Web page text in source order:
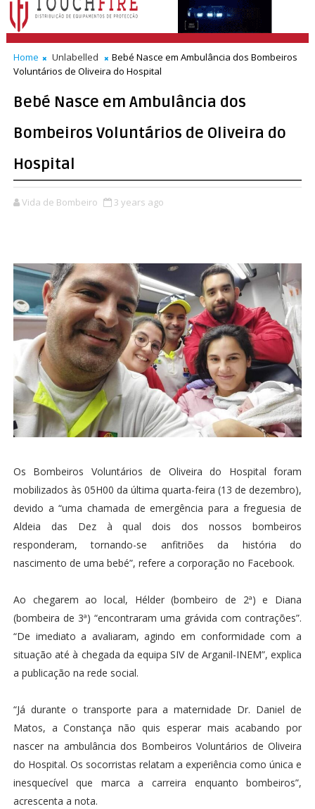
Home Unlabelled
Bebé Nasce em Ambulância dos Bombeiros
Voluntários de Oliveira do Hospital
Bebé Nasce em Ambulância dos
Bombeiros Voluntários de Oliveira do
Hospital
Vida de Bombeiro 3 years ago
Os Bombeiros Voluntários de Oliveira do Hospital foram
mobilizados às 05H00 da última quarta-feira (13 de dezembro),
devido a “uma chamada de emergência para a freguesia de
Aldeia das Dez à qual dois dos nossos bombeiros
responderam, tornando-se anfitriões da história do
nascimento de uma bebé”, refere a corporação no Facebook.
Ao chegarem ao local, Hélder (bombeiro de 2ª) e Diana
(bombeira de 3ª) “encontraram uma grávida com contrações”.
“De imediato a avaliaram, agindo em conformidade com a
situação até à chegada da equipa SIV de Arganil-INEM”, explica
a publicação na rede social.
“Já durante o transporte para a maternidade Dr. Daniel de
Matos, a Constança não quis esperar mais acabando por
nascer na ambulância dos Bombeiros Voluntários de Oliveira
do Hospital. Os socorristas relatam a experiência como única e
inesquecível que marca a carreira enquanto bombeiros”,
acrescenta a nota.